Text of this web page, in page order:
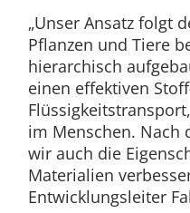
„Unser Ansatz folgt
Pflanzen und Tiere
hierarchisch
einen effektiven
im Menschen. Nach
wir auch die
Materialien
Entwicklungsleiter